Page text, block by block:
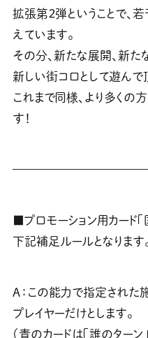
拡張第２弾ということで、
えています。
その分、新たな展開、新た
新しい街コロとして遊んで
これまで同様、より多く
す！
■プロモーション用カード
下記補足ルールとなります
Ａ：この能力で指定された
プレイヤーだけとします。
（青のカードは「誰のター